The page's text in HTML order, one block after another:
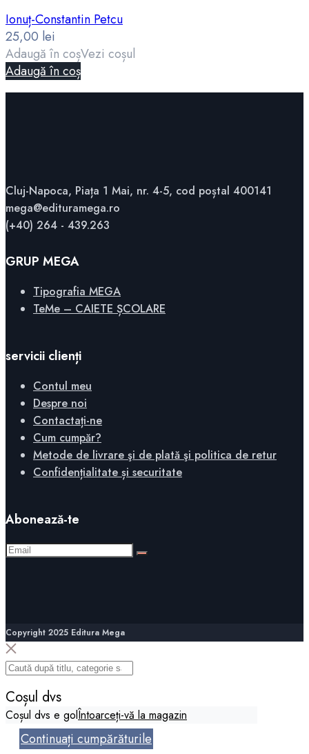
Ionuț-Constantin Petcu
25,00 lei
Adaugă în coșVezi coșul
Adaugă în coș
Cluj-Napoca, Piața 1 Mai, nr. 4-5, cod poștal 400141
mega@edituramega.ro
(+40) 264 - 439.263
GRUP MEGA
Tipografia MEGA
TeMe – CAIETE ȘCOLARE
servicii clienți
Contul meu
Despre noi
Contactați-ne
Cum cumpăr?
Metode de livrare şi de plată şi politica de retur
Confidențialitate și securitate
Abonează-te
Copyright 2025 Editura Mega
Coșul dvs
Coșul dvs e golÎntoarceți-vă la magazin
Continuați cumpărăturile